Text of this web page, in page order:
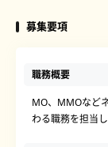
募集要項
職務概要
MO、MMOなど
わる職務を担当